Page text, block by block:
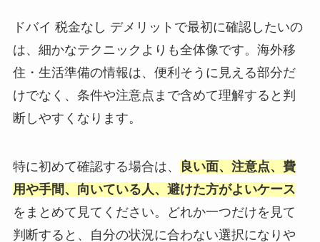
ドバイ 税金なし デメリットで最初に確認したいの
は、細かなテクニックよりも全体像です。海外移
住・生活準備の情報は、便利そうに見える部分だ
けでなく、条件や注意点まで含めて理解すると判
断しやすくなります。
特に初めて確認する場合は、
良い面、注意点、費
用や手間、向いている人、避けた方がよいケース
をまとめて見てください。どれか一つだけを見て
判断すると、自分の状況に合わない選択になりや